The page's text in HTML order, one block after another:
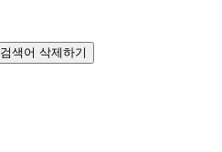
검색어 삭제하기